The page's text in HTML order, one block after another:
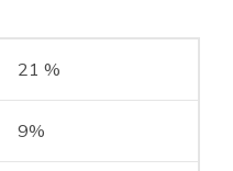
21 %
9%